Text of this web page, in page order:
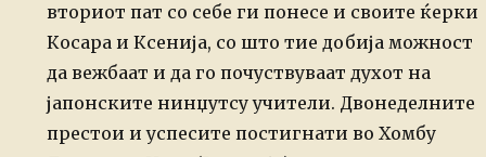
вториот пат со себе ги понесе и своите ќерки
Косара и Ксенија, со што тие добија можност
да вежбаат и да го почуствуваат духот на
јапонските нинџутсу учители. Двонеделните
престои и успесите постигнати во Хомбу